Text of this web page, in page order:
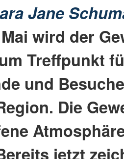
Jane
wird der
Treffpunkt
und
Die
jetzt